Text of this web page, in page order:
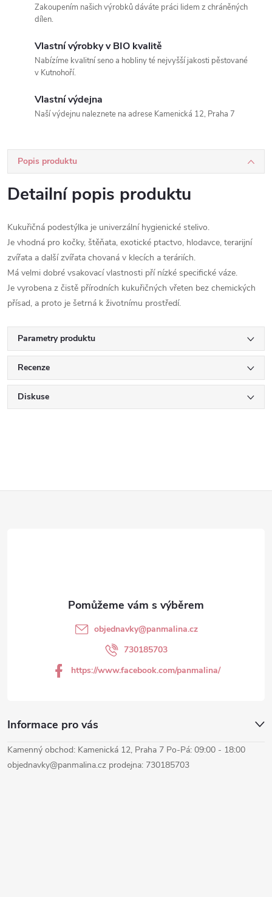
Zakoupením našich výrobků dáváte práci lidem z chráněných
dílen.
Vlastní výrobky v BIO kvalitě
Nabízíme kvalitní seno a hobliny té nejvyšší jakosti pěstované
v Kutnohoří.
Vlastní výdejna
Naší výdejnu naleznete na adrese Kamenická 12, Praha 7
Popis produktu
Detailní popis produktu
Kukuřičná podestýlka je univerzální hygienické stelivo.
Je vhodná pro kočky, štěňata, exotické ptactvo, hlodavce, terarijní
zvířata a další zvířata chovaná v klecích a teráriích.
Má velmi dobré vsakovací vlastnosti pří nízké specifické váze.
Je vyrobena z čistě přírodních kukuřičných vřeten bez chemických
přísad, a proto je šetrná k životnímu prostředí.
Parametry produktu
Recenze
Diskuse
Informace pro vás
objednavky@panmalina.cz
730185703
https://www.facebook.com/panmalina/
Kamenný obchod: Kamenická 12, Praha 7 Po-Pá: 09:00 - 18:00
objednavky@panmalina.cz prodejna: 730185703